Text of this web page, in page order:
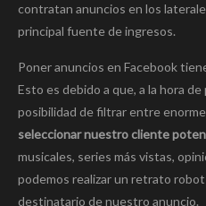
contratan anuncios en los
principal fuente de ingresos.
Poner anuncios en Facebook
Esto es debido a que, a la hora
posibilidad de filtrar entre
seleccionar nuestro cliente
musicales, series más vistas,
podemos realizar un retrato
destinatario de nuestro anuncio.